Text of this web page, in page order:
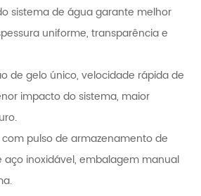
sistema de água garante melhor
uniforme, transparência e
de gelo único, velocidade rápida de
impacto do sistema, maior
pulso de armazenamento de
inoxidável, embalagem manual